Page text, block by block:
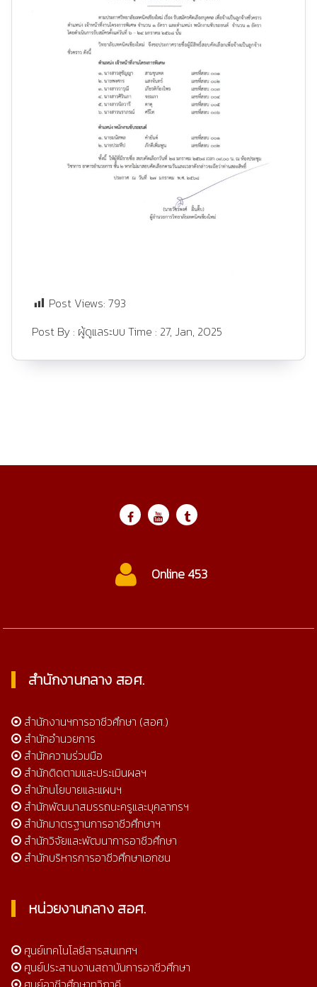
Post Views: 793
Post By : ผู้ดูแลระบบ Time : 27, Jan, 2025
Online 453
สำนักงานกลาง สอศ.
สำนักงานฯการอาชีวศึกษา (สอศ.)
สำนักอำนวยการ
สำนักความร่วมมือ
สำนักติดตามและประเมินผลฯ
สำนักนโยบายและแผนฯ
สำนักพัฒนาสมรรถนะครูและบุคลากรฯ
สำนักมาตรฐานการอาชีวศึกษาฯ
สำนักวิจัยและพัฒนาการอาชีวศึกษา
สำนักบริหารการอาชีวศึกษาเอกชน
หน่วยงานกลาง สอศ.
ศูนย์เทคโนโลยีสารสนเทศฯ
ศูนย์ประสานงานสถาบันการอาชีวศึกษา